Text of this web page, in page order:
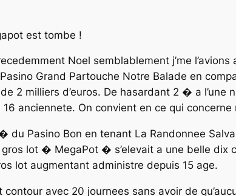
est tombe !
Noel semblablement j’me l’avions
Grand Partouche Notre Balade en
2 milliers d’euros. De hasardant 2 � a l’une
anciennete. On convient en ce qui
Pasino Bon en tenant La Randonnee
lot � MegaPot � s’elevait a une belle dix
lot augmentant administre depuis 15 age.
avec 20 journees sans avoir de